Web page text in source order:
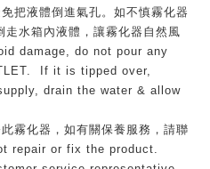
把液體倒進氣孔。如不慎霧化器
水箱內液體，讓霧化器自然風
damage, do not pour any
If it is tipped over,
drain the water & allow
霧化器，如有關保養服務，請聯
repair or fix the product.